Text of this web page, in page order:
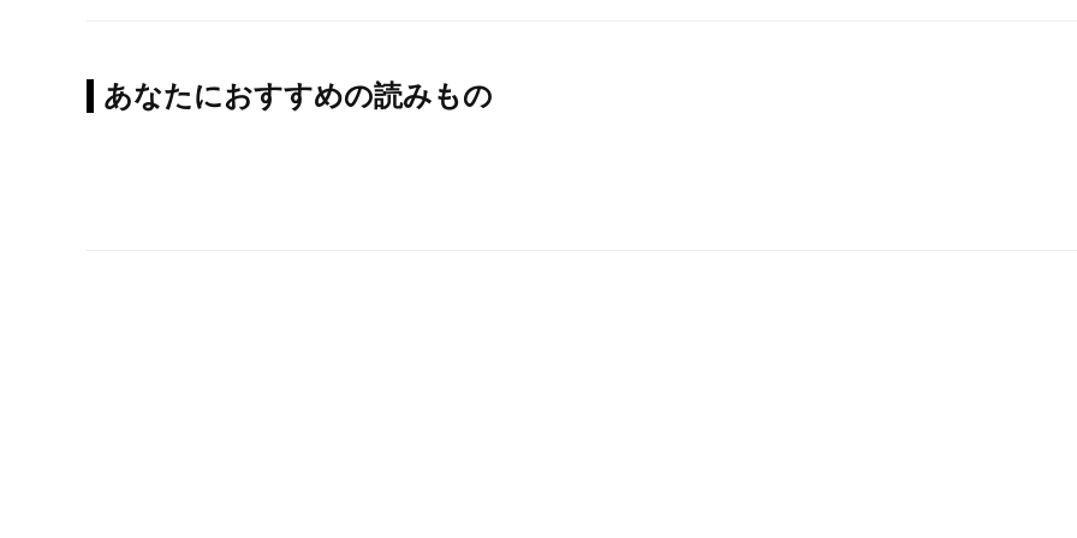
あなたにおすすめの読みもの